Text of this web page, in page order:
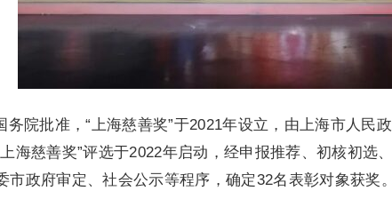
务院批准，“上海慈善奖”于2021年设立，由上海市人民
海慈善奖”评选于2022年启动，经申报推荐、初核初选
市政府审定、社会公示等程序，确定32名表彰对象获奖。